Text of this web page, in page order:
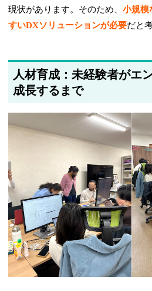
現状があります。そのため、小規模
すいDXソリューションが必要だと
人材育成：未経験者がエ
成長するまで